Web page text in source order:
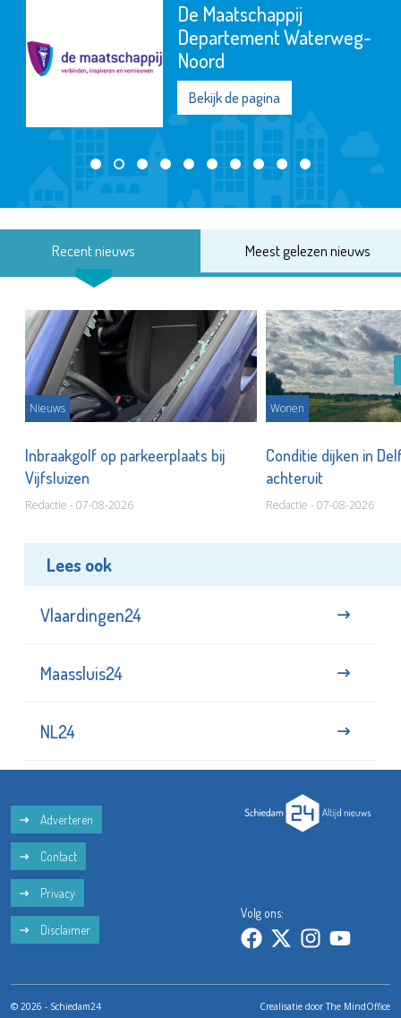
De Maatschappij
Departement Waterweg-
Noord
Bekijk de pagina
Recent nieuws Meest gelezen nieuws
Nieuws
Inbraakgolf op parkeerplaats bij
Vijfsluizen
Redactie - 07-08-2026
Wonen
Conditie dijken in
achteruit
Redactie - 07-08-2026
Lees ook
Vlaardingen24
Maassluis24
NL24
Adverteren
Contact
Privacy
Disclaimer
Volg ons:
© 2026 - Schiedam24 Crealisatie doorThe MindOffice